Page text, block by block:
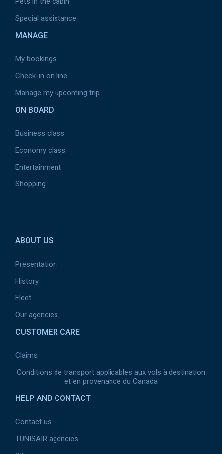
Special assistance
MANAGE
My bookings
Check-in on line
Manage my upcoming trip
ON BOARD
Business class
Economy class
Entertainment
Shopping
ABOUT US
Presentation
History
Fleet
Our agencies
CUSTOMER CARE
Claims
Conditions de transport applicables aux vols à destination
et en provenance du Canada
HELP AND CONTACT
Contact us
TUNISAIR agencies